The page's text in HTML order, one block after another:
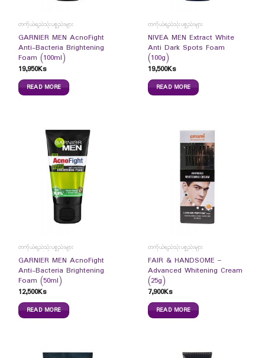
တကိုယ်ရည်သုံးပစ္စည်းများ
GARNIER MEN AcnoFight
Anti-Bacteria Brightening
Foam (100ml)
19,950Ks
READ MORE
တကိုယ်ရည်သုံးပစ္စည်းများ
NIVEA MEN Extract White
Anti Dark Spots Foam
(100g)
19,500Ks
READ MORE
တကိုယ်ရည်သုံးပစ္စည်းများ
GARNIER MEN AcnoFight
Anti-Bacteria Brightening
Foam (50ml)
12,500Ks
READ MORE
တကိုယ်ရည်သုံးပစ္စည်းများ
FAIR & HANDSOME –
Advanced Whitening Cream
(25g)
7,900Ks
READ MORE